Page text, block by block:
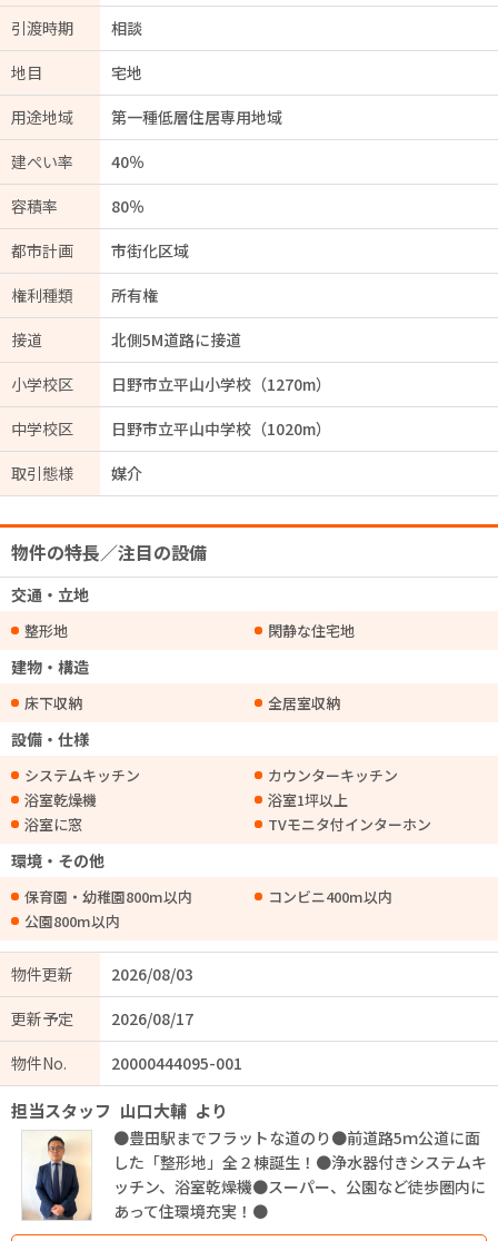
引渡時期
相談
地目
宅地
用途地域
第一種低層住居専用地域
建ぺい率
40％
容積率
80％
都市計画
市街化区域
権利種類
所有権
接道
北側5M道路に接道
小学校区
日野市立平山小学校（1270m）
中学校区
日野市立平山中学校（1020m）
取引態様
媒介
物件の特長／注目の設備
交通・立地
整形地 閑静な住宅地
建物・構造
床下収納 全居室収納
設備・仕様
システムキッチン
カウンターキッチン
浴室乾燥機
浴室1坪以上
浴室に窓
TVモニタ付インターホン
環境・その他
保育園・幼稚園800m以内
コンビニ400m以内
公園800m以内
物件更新
2026/08/03
更新予定
2026/08/17
物件No.
20000444095-001
担当スタッフ 山口大輔 より
●豊田駅までフラットな道のり●前道路5ｍ公道に面
した「整形地」全２棟誕生！●浄水器付きシステムキ
ッチン、浴室乾燥機●スーパー、公園など徒歩圏内に
あって住環境充実！●